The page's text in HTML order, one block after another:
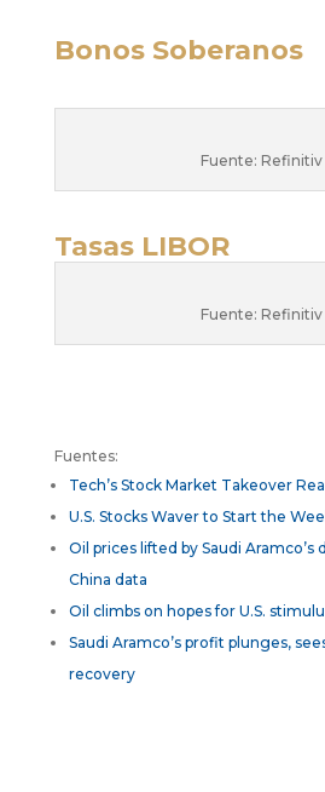
Bonos Soberanos
Fuente: Refinitiv
Tasas LIBOR
Fuente: Refinitiv
Fuentes:
Tech’s Stock Market Takeover
U.S. Stocks Waver to Start the
Oil prices lifted by Saudi
China data
Oil climbs on hopes for U.S.
Saudi Aramco’s profit plunges,
recovery